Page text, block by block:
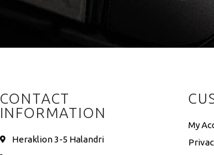
CONTACT
INFORMATION
Heraklion 3-5 Halandri
My